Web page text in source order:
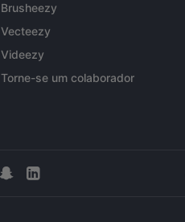
Brusheezy
Vecteezy
Videezy
Torne-se um colaborador